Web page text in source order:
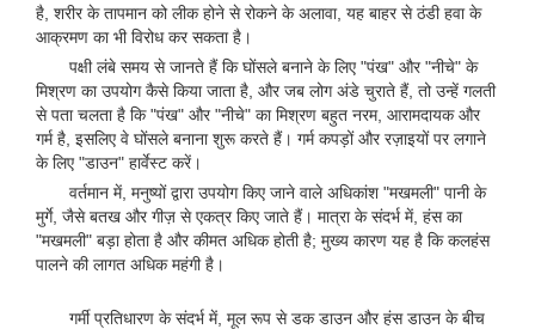
है, शरीर के तापमान को लीक होने से रोकने के अलावा, यह बाहर से ठंडी हवा के
आक्रमण का भी विरोध कर सकता है।
पक्षी लंबे समय से जानते हैं कि घोंसले बनाने के लिए "पंख" और "नीचे" के
मिश्रण का उपयोग कैसे किया जाता है, और जब लोग अंडे चुराते हैं, तो उन्हें गलती
से पता चलता है कि "पंख" और "नीचे" का मिश्रण बहुत नरम, आरामदायक और
गर्म है, इसलिए वे घोंसले बनाना शुरू करते हैं। गर्म कपड़ों और रज़ाइयों पर लगाने
के लिए "डाउन" हार्वेस्ट करें।
वर्तमान में, मनुष्यों द्वारा उपयोग किए जाने वाले अधिकांश "मखमली" पानी के
मुर्गे, जैसे बतख और गीज़ से एकत्र किए जाते हैं। मात्रा के संदर्भ में, हंस का
"मखमली" बड़ा होता है और कीमत अधिक होती है; मुख्य कारण यह है कि कलहंस
पालने की लागत अधिक महंगी है।
गर्मी प्रतिधारण के संदर्भ में, मूल रूप से डक डाउन और हंस डाउन के बीच